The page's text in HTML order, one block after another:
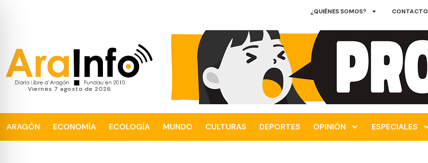
¿QUIÉNES SOMOS? CONTACTO
viernes 7 agosto de 2026
ARAGÓN ECONOMÍA ECOLOGÍA MUNDO CULTURAS DEPORTES OPINIÓN ESPECIALES